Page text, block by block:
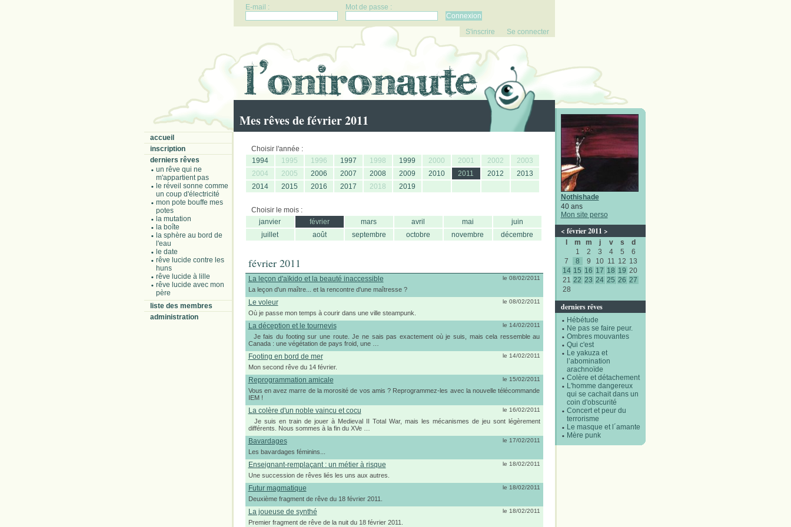
E-mail : Mot de passe :
S'inscrire Se connecter
Mes rêves de février 2011
accueil
inscription
derniers rêves
un rêve qui ne
m'appartient pas
le réveil sonne comme
un coup d'électricité
mon pote bouffe mes
potes
la mutation
la boîte
la sphère au bord de
l'eau
le date
rêve lucide contre les
huns
rêve lucide à lille
rêve lucide avec mon
père
liste des membres
administration
Nothishade
40 ans
Mon site perso
< février 2011 >
m m j v s
d
1
2 3 4 5
6
7
8 9 10 11 12 13
14 15 16 17 18 19 20
21 22 23 24 25 26 27
28
derniers rêves
Hébétude
Ne pas se faire peur.
Ombres mouvantes
Qui c'est
Le yakuza et
l’abomination
arachnoïde
Colère et détachement
L'homme dangereux
qui se cachait dans un
coin d'obscurité
Concert et peur du
terrorisme
Le masque et l´amante
Mère punk
Choisir l'année :
1994
1995 1996 1997 1998 1999 2000 2001 2002
2003
2004
2005 2006 2007 2008 2009 2010 2011 2012
2013
2014
2015 2016 2017 2018 2019
Choisir le mois :
janvier
février mars avril mai
juin
juillet
août septembre octobre novembre décembre
février 2011
La leçon d'aïkido et la beauté inaccessible le 08/02/2011
La leçon d'un maître... et la rencontre d'une maîtresse ?
Le voleur le 08/02/2011
Où je passe mon temps à courir dans une ville steampunk.
La déception et le tournevis le 14/02/2011
Je fais du footing sur une route. Je ne sais pas exactement où je suis, mais cela ressemble au
Canada : une végétation de pays froid, une …
Footing en bord de mer le 14/02/2011
Mon second rêve du 14 février.
Reprogrammation amicale le 15/02/2011
Vous en avez marre de la morosité de vos amis ? Reprogrammez-les avec la nouvelle télécommande
IEM !
La colère d'un noble vaincu et cocu le 16/02/2011
Je suis en train de jouer à Medieval II Total War, mais les mécanismes de jeu sont légèrement
différents. Nous sommes à la fin du XVe …
Bavardages le 17/02/2011
Les bavardages féminins...
Enseignant-remplaçant : un métier à risque le 18/02/2011
Une succession de rêves liés les uns aux autres.
Futur magmatique le 18/02/2011
Deuxième fragment de rêve du 18 février 2011.
La joueuse de synthé le 18/02/2011
Premier fragment de rêve de la nuit du 18 février 2011.